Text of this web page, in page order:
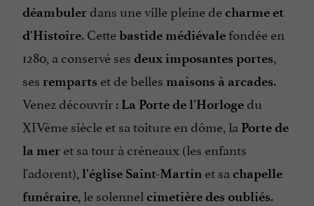
déambulerdans une ville pleine decharme et
d'Histoire. Cettebastide médiévale fondée en
1280, a conservé ses deux imposantes portes,
ses remparts et de belles maisons à arcades.
Venez découvrir : La Porte de l'Horlogedu
XIVème siècle et sa toiture en dôme, la Porte de
la mer et sa tour à créneaux (les enfants
l'adorent), l'église Saint-Martin et sa chapelle
funéraire, le solennel cimetière des oubliés.